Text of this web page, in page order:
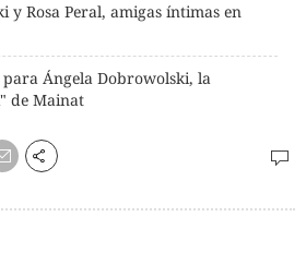
y Rosa Peral, amigas íntimas en
Ángela Dobrowolski, la
de Mainat